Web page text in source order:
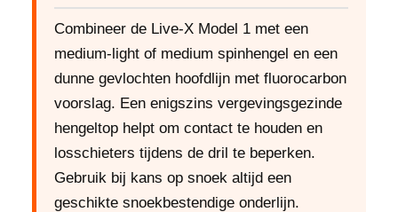
Combineer de Live-X Model 1 met een
medium-light of medium spinhengel en een
dunne gevlochten hoofdlijn met fluorocarbon
voorslag. Een enigszins vergevingsgezinde
hengeltop helpt om contact te houden en
losschieters tijdens de dril te beperken.
Gebruik bij kans op snoek altijd een
geschikte snoekbestendige onderlijn.